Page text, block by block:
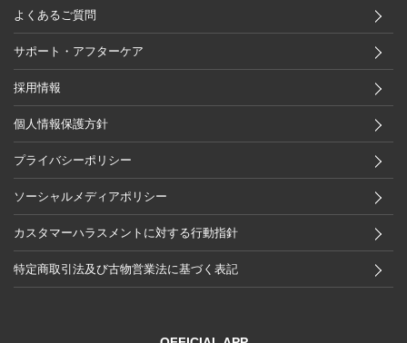
よくあるご質問
サポート・アフターケア
採用情報
個人情報保護方針
プライバシーポリシー
ソーシャルメディアポリシー
カスタマーハラスメントに対する行動指針
特定商取引法及び古物営業法に基づく表記